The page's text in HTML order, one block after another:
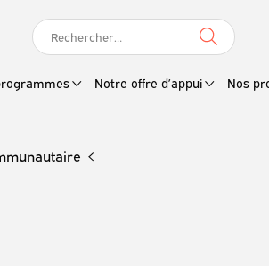
RECHERCHER :
Notre offre d’appui Nos